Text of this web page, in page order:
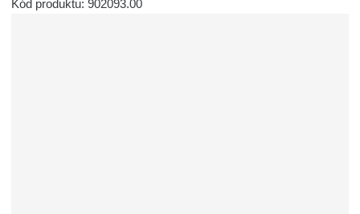
Kód produktu: 902093.00